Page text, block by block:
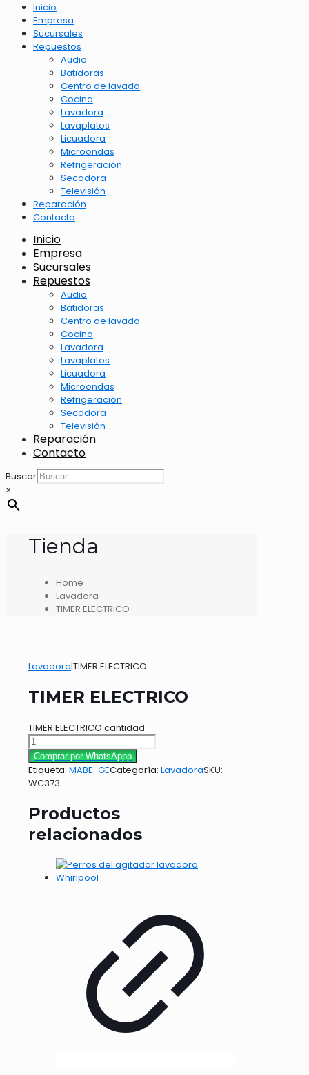
Inicio
Empresa
Sucursales
Repuestos
Audio
Batidoras
Centro de lavado
Cocina
Lavadora
Lavaplatos
Licuadora
Microondas
Refrigeración
Secadora
Televisión
Reparación
Contacto
Inicio
Empresa
Sucursales
Repuestos
Audio
Batidoras
Centro de lavado
Cocina
Lavadora
Lavaplatos
Licuadora
Microondas
Refrigeración
Secadora
Televisión
Reparación
Contacto
Buscar
×
Tienda
Home
Lavadora
TIMER ELECTRICO
Lavadora|TIMER ELECTRICO
TIMER ELECTRICO
TIMER ELECTRICO cantidad
Comprar por WhatsAppp
Etiqueta: MABE-GECategoría: LavadoraSKU:
WC373
Productos
relacionados